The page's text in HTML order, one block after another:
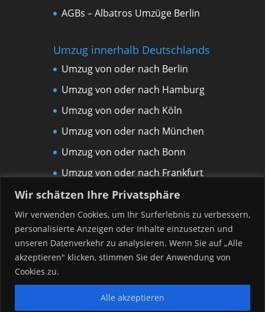
Wir schätzen Ihre Privatsphäre
Wir verwenden Cookies, um Ihr Surferlebnis zu verbessern,
personalisierte Anzeigen oder Inhalte einzusetzen und
unseren Datenverkehr zu analysieren. Wenn Sie auf „Alle
akzeptieren" klicken, stimmen Sie der Anwendung von
Cookies zu.
Alle akzeptieren
AGBs – Albatros Umzüge Berlin
Umzug innerhalb Deutschlands
Umzug von oder nach Berlin
Umzug von oder nach Hamburg
Umzug von oder nach Köln
Umzug von oder nach München
Umzug von oder nach Bonn
Umzug von oder nach Frankfurt
am Main
Umzug von oder nach Leipzig
Umzug von oder nach Rostock
Umzug von oder nach Düsseldorf